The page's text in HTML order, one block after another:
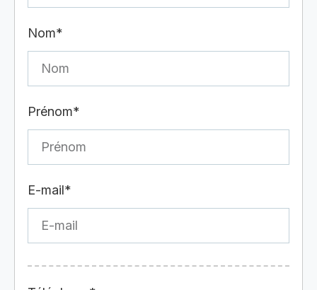
Nom*
Prénom*
E-mail*